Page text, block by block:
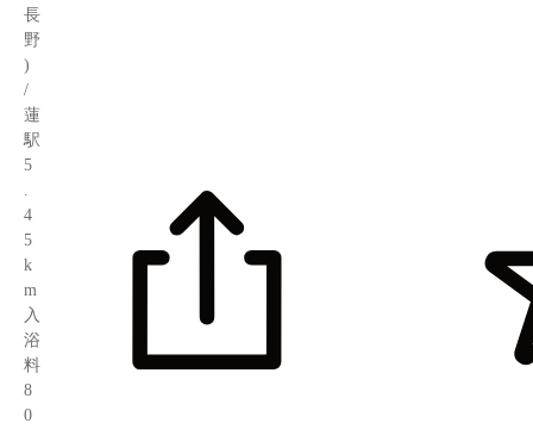
長
野
)
/
蓮
駅
5
4
5
k
m
入
浴
料
8
0